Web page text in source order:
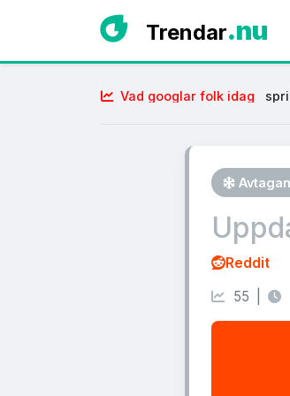
Trendar.nu
Vad googlar folk idag
Reddit
55 |